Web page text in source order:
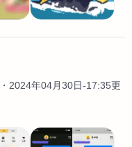
2024年04月30日-17:35更